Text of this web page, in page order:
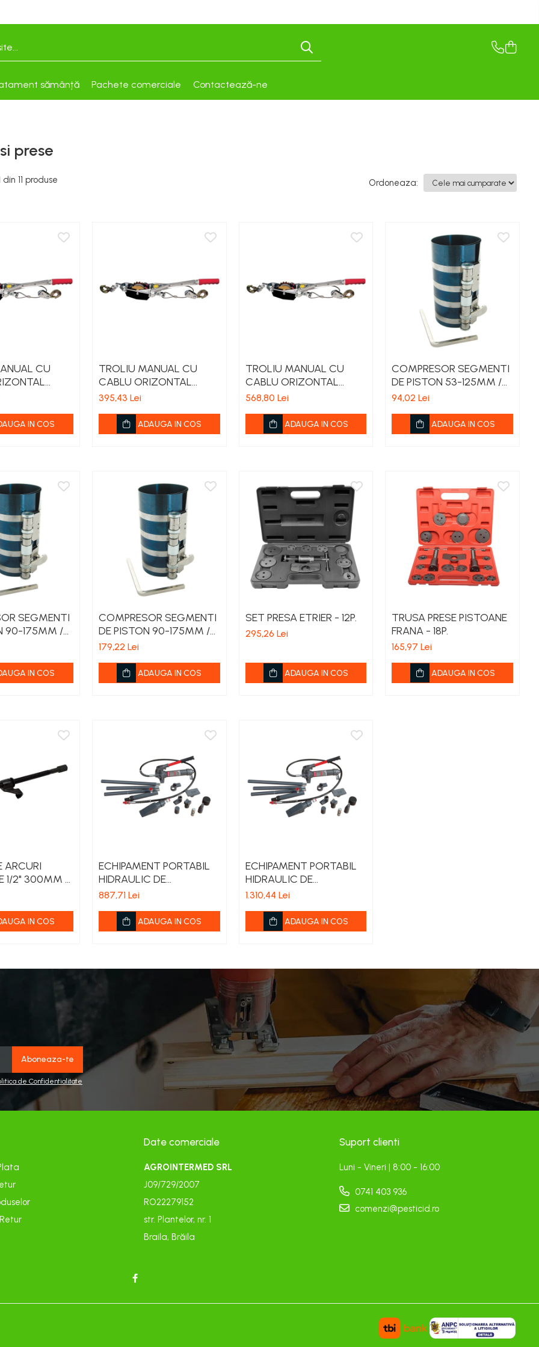
sămânță Pachete comerciale Contactează-ne
prese
din 11 produse Ordoneaza:
CU
IN COS
TROLIU MANUAL CU
CABLU ORIZONTAL
1300KG / 3M
395,43 Lei
ADAUGA IN COS
TROLIU MANUAL CU
CABLU ORIZONTAL
1500KG / 3M
568,80 Lei
ADAUGA IN COS
COMPRESOR SEGMENTI
DE PISTON 53-125MM /
75MM
94,02 Lei
ADAUGA IN COS
SEGMENTI
90-175MM /
IN COS
COMPRESOR SEGMENTI
DE PISTON 90-175MM /
150MM
179,22 Lei
ADAUGA IN COS
SET PRESA ETRIER - 12P.
295,26 Lei
ADAUGA IN COS
TRUSA PRESE PISTOANE
FRANA - 18P.
165,97 Lei
ADAUGA IN COS
ARCURI
1/2" 300MM -
IN COS
ECHIPAMENT PORTABIL
HIDRAULIC DE
EXPANSIUNE 4T
887,71 Lei
ADAUGA IN COS
ECHIPAMENT PORTABIL
HIDRAULIC DE
EXPANSIUNE 10T
1.310,44 Lei
ADAUGA IN COS
de Confidentialitate
Date comerciale
AGROINTERMED SRL
J09/729/2007
RO22279152
str. Plantelor, nr. 1
Braila, Brăila
Suport clienti
Luni - Vineri | 8:00 - 16:00
0741 403 936
comenzi@pesticid.ro